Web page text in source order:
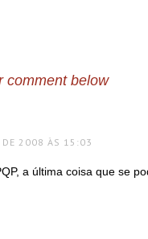
comment below
DE 2008 ÀS 15:03
a última coisa que se